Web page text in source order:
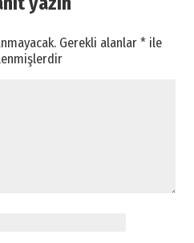
Gerekli alanlar* ile